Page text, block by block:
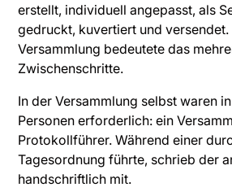
erstellt, individuell angepasst, als
gedruckt, kuvertiert und versendet.
Versammlung bedeutete das
Zwischenschritte.
In der Versammlung selbst waren
Personen erforderlich: ein
Protokollführer. Während einer
Tagesordnung führte, schrieb der
handschriftlich mit.